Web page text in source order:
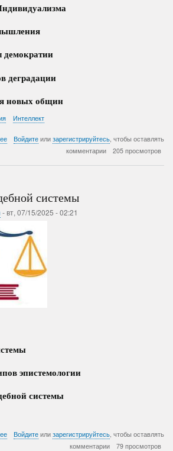
демократии
деградации
новых общин
Интеллект
Человечества
Войдите или зарегистрируйтесь, чтобы оставлять
комментарии
205 просмотров
системы
-вт, 07/15/2025 - 02:21
эпистемологии
системы
Войдите или зарегистрируйтесь , чтобы оставлять
комментарии
79 просмотров